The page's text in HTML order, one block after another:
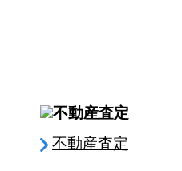
不動産査定